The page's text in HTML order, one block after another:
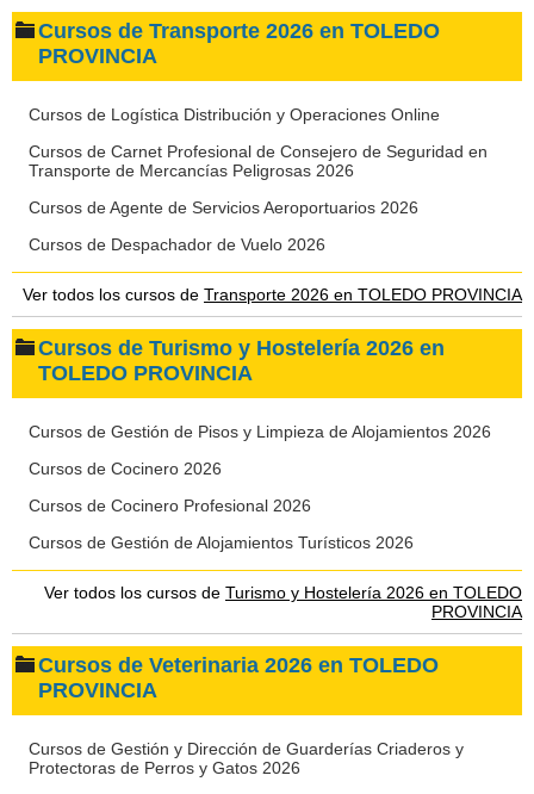
Cursos de Transporte 2026 en TOLEDO
PROVINCIA
Cursos de Logística Distribución y Operaciones Online
Cursos de Carnet Profesional de Consejero de Seguridad en
Transporte de Mercancías Peligrosas 2026
Cursos de Agente de Servicios Aeroportuarios 2026
Cursos de Despachador de Vuelo 2026
Ver todos los cursos de Transporte 2026 en TOLEDO PROVINCIA
Cursos de Turismo y Hostelería 2026 en
TOLEDO PROVINCIA
Cursos de Gestión de Pisos y Limpieza de Alojamientos 2026
Cursos de Cocinero 2026
Cursos de Cocinero Profesional 2026
Cursos de Gestión de Alojamientos Turísticos 2026
Ver todos los cursos de Turismo y Hostelería 2026 en TOLEDO
PROVINCIA
Cursos de Veterinaria 2026 en TOLEDO
PROVINCIA
Cursos de Gestión y Dirección de Guarderías Criaderos y
Protectoras de Perros y Gatos 2026